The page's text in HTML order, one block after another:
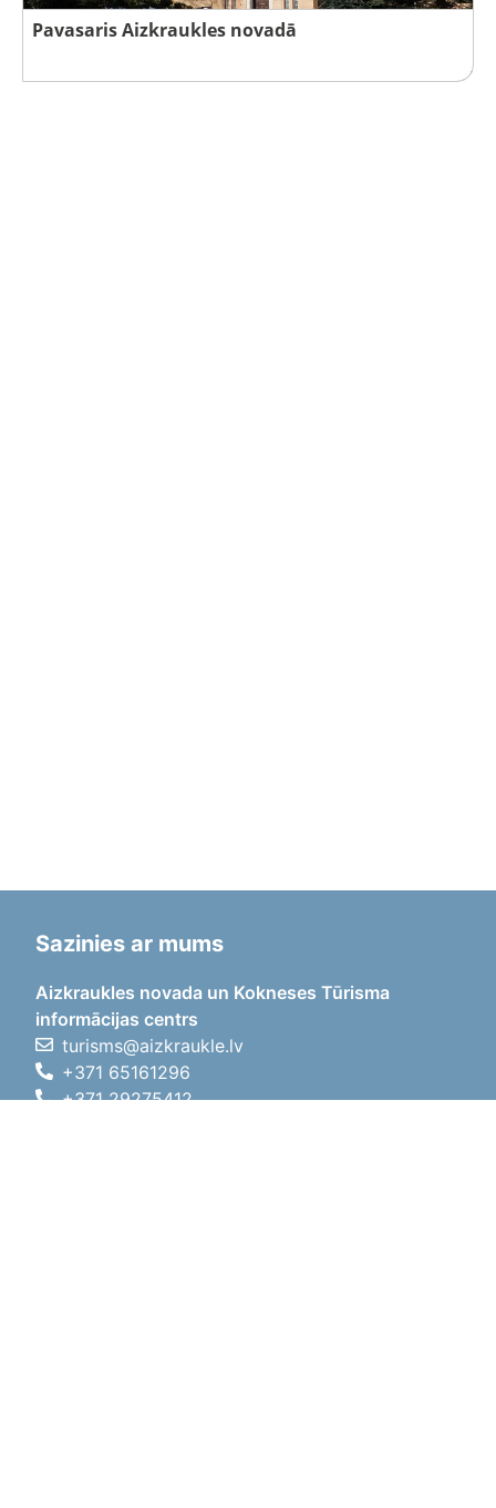
Pavasaris Aizkraukles novadā
Sazinies ar mums
Aizkraukles novada un Kokneses Tūrisma
informācijas centrs
turisms@aizkraukle.lv
+371 65161296
+371 29275412